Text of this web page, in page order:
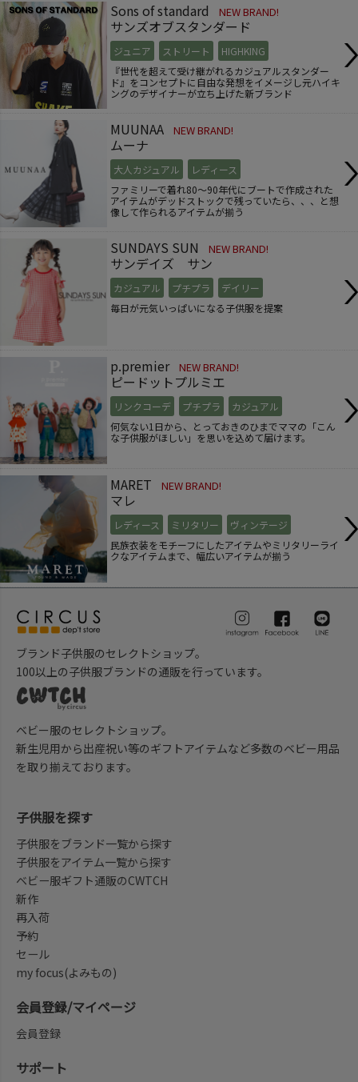
Sons of standard NEW BRAND!
サンズオブスタンダード
ジュニア ストリート
HIGHKING
『世代を超えて受け継がれるカジュアルスタンダー
ド』をコンセプトに自由な発想をイメージし元ハイキ
ングのデザイナーが立ち上げた新ブランド
MUUNAA NEW BRAND!
ムーナ
大人カジュアル
レディース
ファミリーで着れ80～90年代にブートで作成された
アイテムがデッドストックで残っていたら、、、と想
像して作られるアイテムが揃う
SUNDAYS SUN NEW BRAND!
サンデイズ サン
カジュアル プチプラ
デイリー
毎日が元気いっぱいになる子供服を提案
p.premier NEW BRAND!
ピードットプルミエ
リンクコーデ プチプラ
カジュアル
何気ない1日から、とっておきのひまでママの「こん
な子供服がほしい」を思いを込めて届けます。
MARET NEW BRAND!
マレ
レディース ミリタリー
ヴィンテージ
民族衣装をモチーフにしたアイテムやミリタリーライ
クなアイテムまで、幅広いアイテムが揃う
ブランド子供服のセレクトショップ。
100以上の子供服ブランドの通販を行っています。
ベビー服のセレクトショップ。
新生児用から出産祝い等のギフトアイテムなど多数のベビー用品
を取り揃えております。
子供服を探す
子供服をブランド一覧から探す
子供服をアイテム一覧から探す
ベビー服ギフト通販のCWTCH
新作
再入荷
予約
セール
my focus(よみもの)
会員登録/マイページ
会員登録
サポート